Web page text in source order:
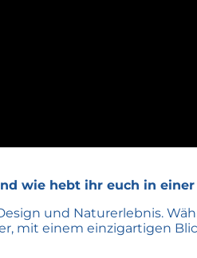
und
wie hebt ihr euch in
und Naturerlebnis.
mit einem einzigartigen